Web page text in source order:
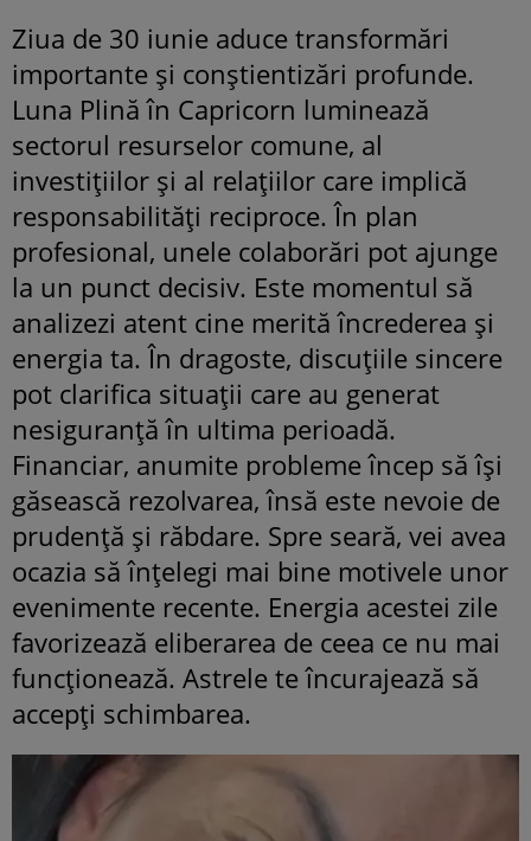
Ziua de 30 iunie aduce transformări
importante și conștientizări profunde.
Luna Plină în Capricorn luminează
sectorul resurselor comune, al
investițiilor și al relațiilor care implică
responsabilități reciproce. În plan
profesional, unele colaborări pot ajunge
la un punct decisiv. Este momentul să
analizezi atent cine merită încrederea și
energia ta. În dragoste, discuțiile sincere
pot clarifica situații care au generat
nesiguranță în ultima perioadă.
Financiar, anumite probleme încep să își
găsească rezolvarea, însă este nevoie de
prudență și răbdare. Spre seară, vei avea
ocazia să înțelegi mai bine motivele unor
evenimente recente. Energia acestei zile
favorizează eliberarea de ceea ce nu mai
funcționează. Astrele te încurajează să
accepți schimbarea.